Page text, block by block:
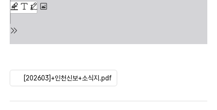
[202603]+인천신보+소식지.pdf